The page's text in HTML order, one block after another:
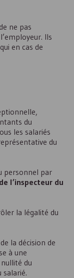
ne pas
Ils
en cas de
du
les salariés
du
personnel par
l’inspecteur du
la légalité du
la décision de
à une
du